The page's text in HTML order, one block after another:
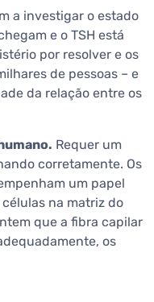
a investigar o estado
e o TSH está
por resolver e os
de pessoas – e
da relação entre os
Requer um
corretamente. Os
um papel
na matriz do
que a fibra capilar
os